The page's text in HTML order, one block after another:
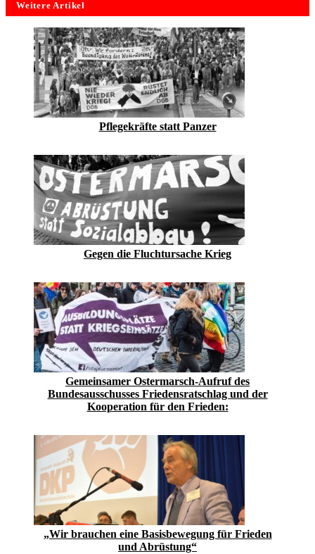
Weitere Artikel
Pflegekräfte statt Panzer
Gegen die Fluchtursache Krieg
Gemeinsamer Ostermarsch-Aufruf des
Bundesausschusses Friedensratschlag und der
Kooperation für den Frieden:
„Wir brauchen eine Basisbewegung für Frieden
und Abrüstung“